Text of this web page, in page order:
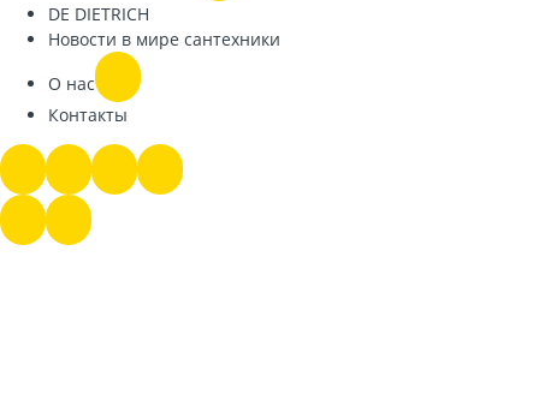
DE DIETRICH
Новости в мире сантехники
О нас
Контакты